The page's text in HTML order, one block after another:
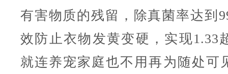
有害物质的残留，除真菌率达到
效防止衣物发黄变硬，实现1.33
就连养宠家庭也不用再为随处可